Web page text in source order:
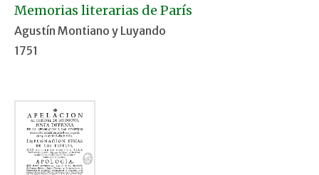
Memorias literarias de París
Agustín Montiano y Luyando
1751